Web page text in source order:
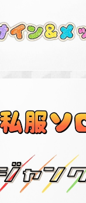
私服ソロチェキ(サ